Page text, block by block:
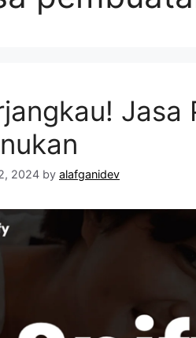
Jasa
2024 by alafganidev